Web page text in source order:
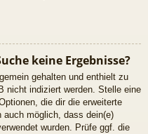
keine Ergebnisse?
gehalten und enthielt zu
nicht indiziert werden. Stelle eine
die dir die erweiterte
möglich, dass dein(e)
wurden. Prüfe ggf. die